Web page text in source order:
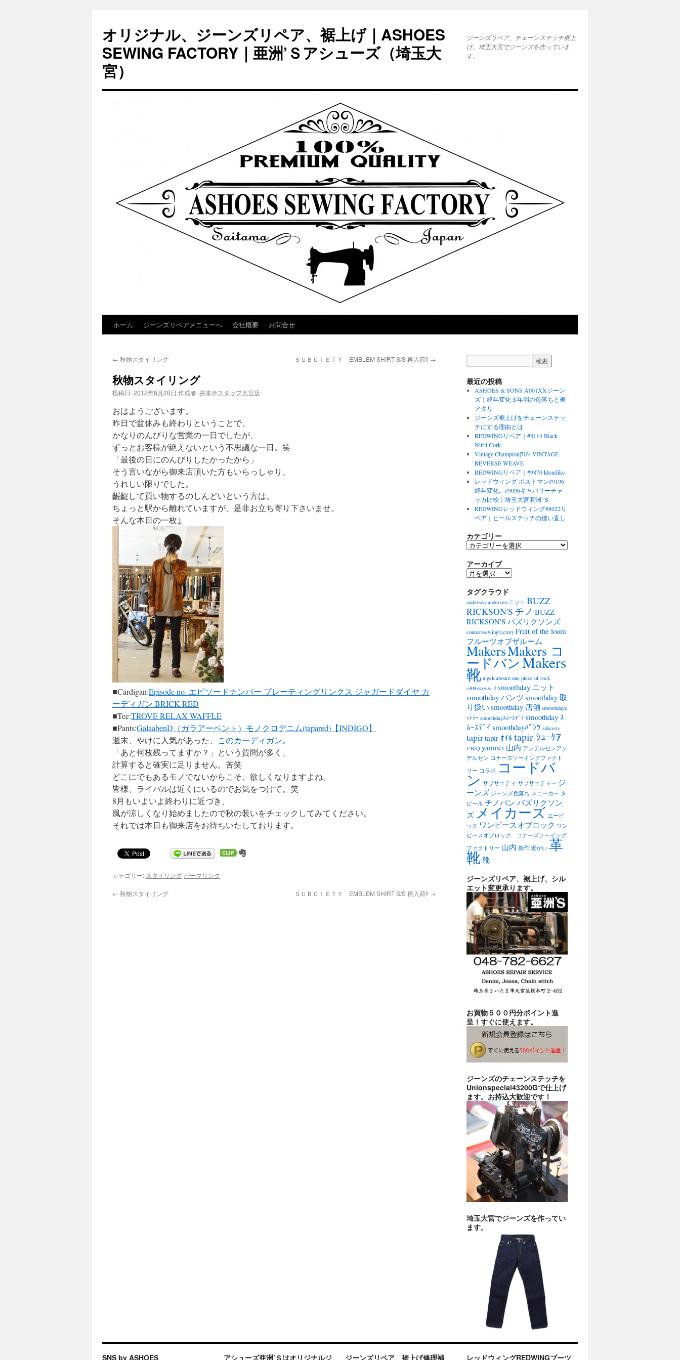
オリジナル、ジーンズリペア、裾上げ｜ASHOES
SEWING FACTORY｜亜洲’Ｓアシューズ（埼玉大
宮）
ジーンズリペア、チェーンステッチ裾上
げ。埼玉大宮でジーンズを作っていま
す。
テ
ン
へ
ス
プ
ホーム ジーンズリペアメニューへ 会社概要 お問合せ
← 秋物スタイリング ＳＵＢＣＩＥＴＹ EMBLEM SHIRT S/S 再入荷!! →
秋物スタイリング
投稿日:2012年8月20日 作成者:井本＠スタッフ大宮店
おはようございます。
昨日で盆休みも終わりということで、
かなりのんびりな営業の一日でしたが、
ずっとお客様が絶えないという不思議な一日。笑
「最後の日にのんびりしたかったから」
そう言いながら御来店頂いた方もいらっしゃり、
うれしい限りでした。
齷齪して買い物するのしんどいという方は、
ちょっと駅から離れていますが、是非お立ち寄り下さいませ。
そんな本日の一枚↓
■Cardigan:Episode no. エピソードナンバー プレーティングリンクス ジャガードダイヤ カ
ーディガン BRICK RED
■Tee:TROVE RELAX WAFFLE
■Pants:GalaabenD（ガラアーベント）モノクロデニム(tapared)【INDIGO】
週末、やけに人気があった、 このカーディガン。
「あと何枚残ってますか？」という質問が多く、
計算すると確実に足りません。苦笑
どこにでもあるモノでないからこそ、欲しくなりますよね。
皆様、ライバルは近くにいるのでお気をつけて。笑
8月もいよいよ終わりに近づき、
風が涼しくなり始めましたので秋の装いをチェックしてみてください。
それでは本日も御来店をお待ちいたしております。
カテゴリー: スタイリング パーマリンク
← 秋物スタイリング ＳＵＢＣＩＥＴＹ EMBLEM SHIRT S/S 再入荷!! →
最近の投稿
ASHOES & SONS A001XXジーン
ズ｜経年変化３年弱の色落ちと裾
アタリ
ジーンズ裾上げをチェーンステッ
チにする理由とは
REDWINGリペア｜#8114 Black
Nitril Cork
Vintage Champion|70’s VINTAGE
REVERSE WEAVE
REDWINGリペア｜#9870 klondike
レッドウィング ポストマン#9196
経年変化。#9096キャバリーチャ
ッカ比較｜埼玉大宮亜洲’Ｓ
REDWINGレッドウィング#8022リ
ペア｜ヒールステッチの縫い直し
カテゴリー
カ
ゴ
リ
アーカイブ
ア
カ
イ
ブ
タグクラウド
andersen-andersen ニット BUZZ
RICKSON'S チノ BUZZ
RICKSON'S バズリクソンズ
connerssewingfactory Fruit of the loom
フルーツオブザルーム
MakersMakers コ
ードバンMakers
靴 nigelcabourn one piece of rock
s409xxxww-2 smoothday ニット
smoothday パンツ smoothday 取
り扱い smoothday 店舗 smoothdayｶ
ｯﾄｿｰ smoothdayｽﾑｰｽﾃﾞｲ smoothday ｽ
ﾑｰｽﾃﾞｲ smoothdayﾊﾟﾝﾂ subciety
tapirtapir ｵｲﾙ tapir ｼｭｰｹｱ
UBIQ yamoci 山内 アンデルセンアン
デルセン コナーズソーイングファクト
リー コラボ コードバ
ン サブサエティ サブサエティー ジ
ーンズ ジーンズ色落ち スニーカー タ
ピール チノパン バズリクソン
ズ メイカーズ ユービ
ック ワンピースオブロック ワン
ピースオブロック コナーズソーイング
ファクトリー 山内 新作 暖かい 革
靴靴
ジーンズリペア、裾上げ、シル
エット変更承ります。
お買物５００円分ポイント進
呈！すぐに使えます。
ジーンズのチェーンステッチを
Unionspecial43200Gで仕上げ
ます。お持込大歓迎です！
埼玉大宮でジーンズを作ってい
ます。
SNS by ASHOES アシューズ亜洲’Ｓはオリジナルジ ジーンズリペア、裾上げ修理補 レッドウィングREDWINGブーツ